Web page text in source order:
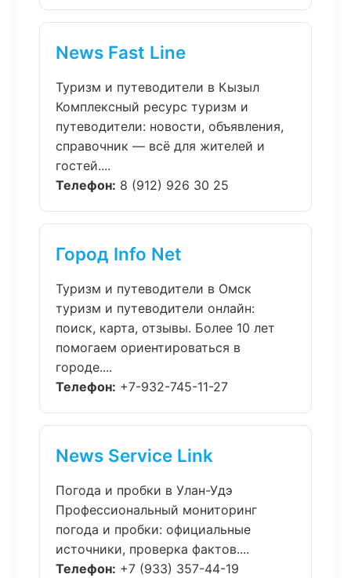
News Fast Line
Туризм и путеводители в Кызыл
Комплексный ресурс туризм и
путеводители: новости, объявления,
справочник — всё для жителей и
гостей....
Телефон: 8 (912) 926 30 25
Город Info Net
Туризм и путеводители в Омск
туризм и путеводители онлайн:
поиск, карта, отзывы. Более 10 лет
помогаем ориентироваться в
городе....
Телефон: +7-932-745-11-27
News Service Link
Погода и пробки в Улан-Удэ
Профессиональный мониторинг
погода и пробки: официальные
источники, проверка фактов....
Телефон: +7 (933) 357-44-19